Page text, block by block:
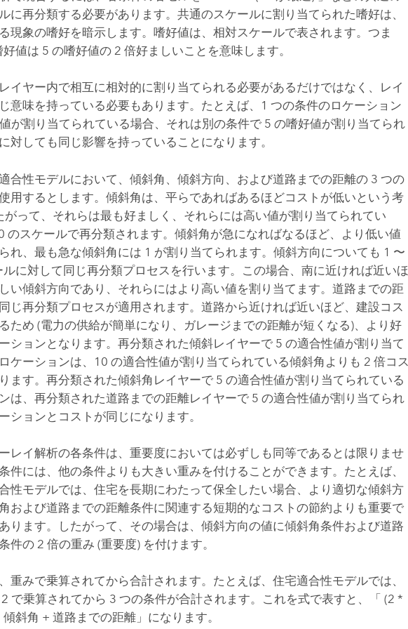
に再分類する必要があります。共通のスケールに割り当てられた嗜好は、
現象の嗜好を暗示します。嗜好値は、相対スケールで表されます。つま
値は 5 の嗜好値の 2 倍好ましいことを意味します。
イヤー内で相互に相対的に割り当てられる必要があるだけではなく、レイ
意味を持っている必要もあります。たとえば、1 つの条件のロケーション
が割り当てられている場合、それは別の条件で 5 の嗜好値が割り当てられ
対しても同じ影響を持っていることになります。
合性モデルにおいて、傾斜角、傾斜方向、および道路までの距離の 3 つの
用するとします。傾斜角は、平らであればあるほどコストが低いという考
がって、それらは最も好ましく、それらには高い値が割り当てられてい
のスケールで再分類されます。傾斜角が急になればなるほど、より低い値
れ、最も急な傾斜角には 1 が割り当てられます。傾斜方向についても 1 〜
に対して同じ再分類プロセスを行います。この場合、南に近ければ近いほ
い傾斜方向であり、それらにはより高い値を割り当てます。道路までの距
じ再分類プロセスが適用されます。道路から近ければ近いほど、建設コス
ため (電力の供給が簡単になり、ガレージまでの距離が短くなる)、より好
ションとなります。再分類された傾斜レイヤーで 5 の適合性値が割り当て
ケーションは、10 の適合性値が割り当てられている傾斜角よりも 2 倍コス
ます。再分類された傾斜角レイヤーで 5 の適合性値が割り当てられている
は、再分類された道路までの距離レイヤーで 5 の適合性値が割り当てられ
ションとコストが同じになります。
レイ解析の各条件は、重要度においては必ずしも同等であるとは限りませ
件には、他の条件よりも大きい重みを付けることができます。たとえば、
性モデルでは、住宅を長期にわたって保全したい場合、より適切な傾斜方
および道路までの距離条件に関連する短期的なコストの節約よりも重要で
ります。したがって、その場合は、傾斜方向の値に傾斜角条件および道路
件の 2 倍の重み (重要度) を付けます。
重みで乗算されてから合計されます。たとえば、住宅適合性モデルでは、
で乗算されてから 3 つの条件が合計されます。これを式で表すと、「 (2 *
斜角 + 道路までの距離」になります。